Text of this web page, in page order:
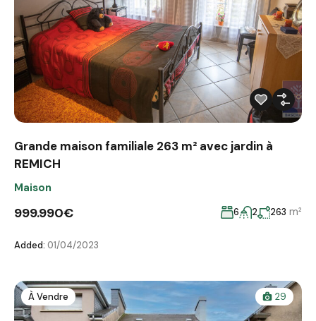
Grande maison familiale 263 m² avec jardin à
REMICH
Maison
999.990€ 6 2 263 m²
Added: 01/04/2023
À Vendre 29